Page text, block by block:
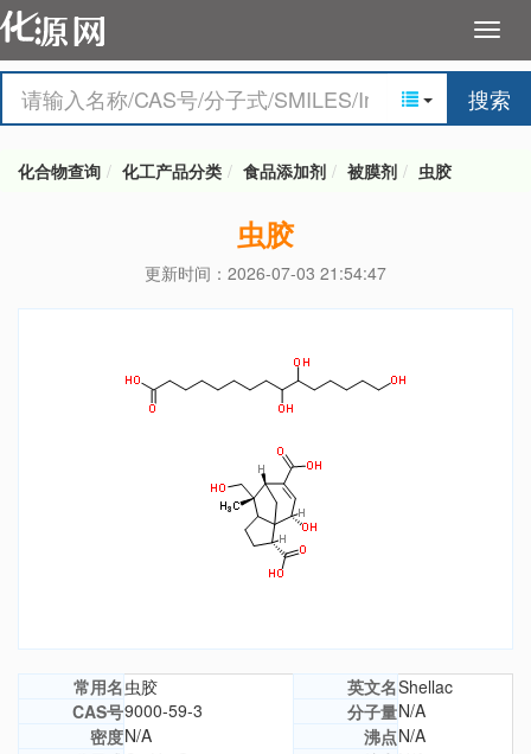
搜索
化合物查询 化工产品分类 食品添加剂 被膜剂 虫胶
虫胶
更新时间：2026-07-03 21:54:47
常用名虫胶 英文名Shellac
CAS号9000-59-3 分子量N/A
密度N/A 沸点N/A